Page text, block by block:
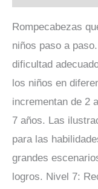
Rompecabezas
niños paso a
dificultad
los niños en
incrementan de 2
7 años. Las
para las
grandes
logros. Nivel 7: